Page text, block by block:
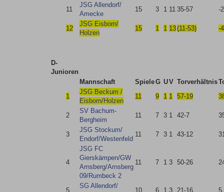
11
JSG Allendorf/​
Amecke
15 3 1 11 35-57 -
12
JSG Eisborn/​
Holzen
15 1 1 13(11-53) -
D-
Junioren
Mannschaft
SpieleG UV Torverhältnis
1
JSG Beckum /​
Eisborn/​Holzen
11 9 1 1 57-19
2
SV Bachum-
Bergheim
11 7 3 1 42-7
3
JSG Stockum/​
Endorf/​Westenfeld
11 7 3 1 43-12
4
JSG FC
Gierskämpen/​GW
Arnsberg/​Arnsberg
09/​Rumbeck 2
11 7 1 3 50-26
5
SG Allendorf/​
10 6 1 3 21-16 5